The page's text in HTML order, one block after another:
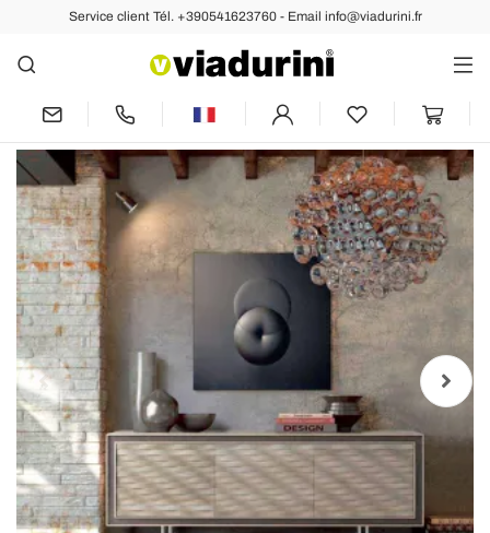
Service client Tél. +390541623760 - Email info@viadurini.fr
Arrière Précédent Suivant
Placard de design moderne en bois
massif, L192 x P50 cm, Teresa